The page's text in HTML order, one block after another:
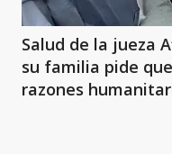
Salud de la jueza
su familia pide
razones